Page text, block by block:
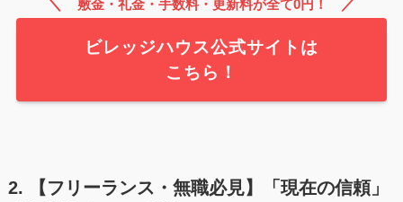
＼ 敷金・礼金・手数料・更新料が全て0円！ ／
ビレッジハウス公式サイトは
こちら！
2. 【フリーランス・無職必見】「現在の信頼」